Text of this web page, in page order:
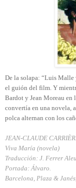
De la solapa: “Luis Malle
el guión del film. Y
Bardot y Jean Moreau en
convertía en una novela,
polca alternan con los
JEAN-CLAUDE
Viva María (novela)
Traducción: J. Ferrer Aleu.
Portada: Álvaro.
Barcelona, Plaza &